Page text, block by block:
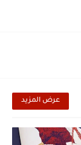
عرض المزيد